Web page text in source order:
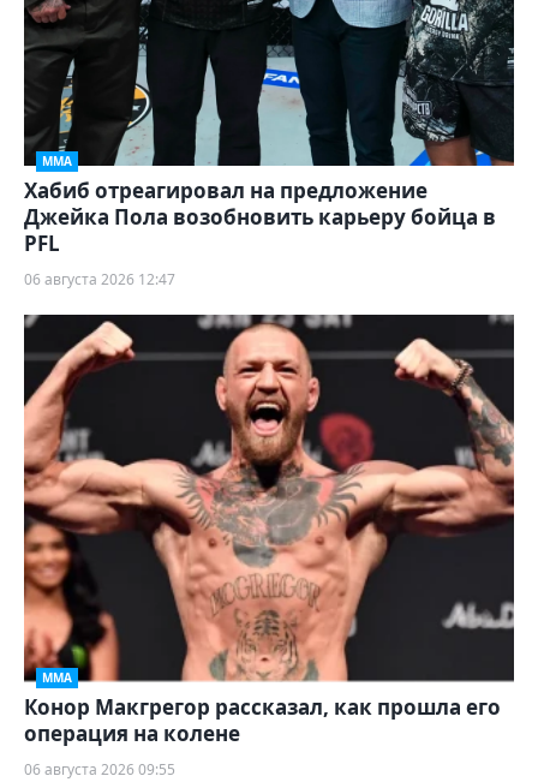
ММА
Хабиб отреагировал на предложение
Джейка Пола возобновить карьеру бойца в
PFL
06 августа 2026 12:47
ММА
Конор Макгрегор рассказал, как прошла его
операция на колене
06 августа 2026 09:55